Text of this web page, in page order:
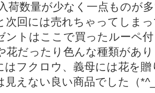
荷数量が少なく一点ものが
次回には売れちゃってしま
ントはここで買ったルーペ
花だったり色んな種類があ
はフクロウ、義母には花を
見えない良い商品でした（